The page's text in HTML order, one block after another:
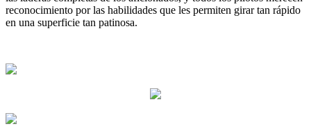
reconocimiento por las habilidades que les permiten girar tan rápido
en una superficie tan patinosa.